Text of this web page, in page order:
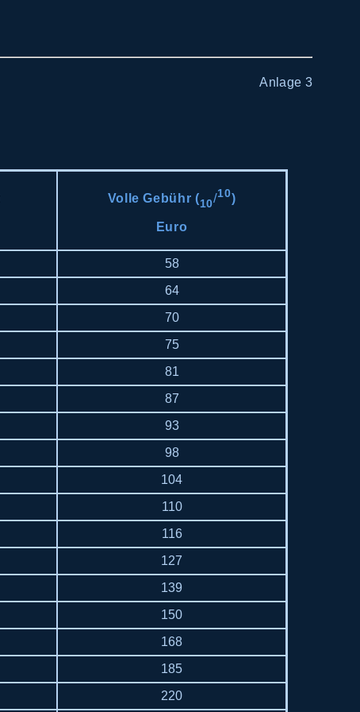
Anlage 3
Volle Gebühr (10/10)
Euro
58
64
70
75
81
87
93
98
104
110
116
127
139
150
168
185
220